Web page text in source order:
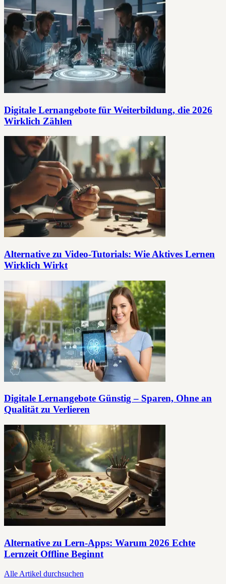
Digitale Lernangebote für Weiterbildung, die 2026
Wirklich Zählen
Alternative zu Video-Tutorials: Wie Aktives Lernen
Wirklich Wirkt
Digitale Lernangebote Günstig – Sparen, Ohne an
Qualität zu Verlieren
Alternative zu Lern-Apps: Warum 2026 Echte
Lernzeit Offline Beginnt
Alle Artikel durchsuchen